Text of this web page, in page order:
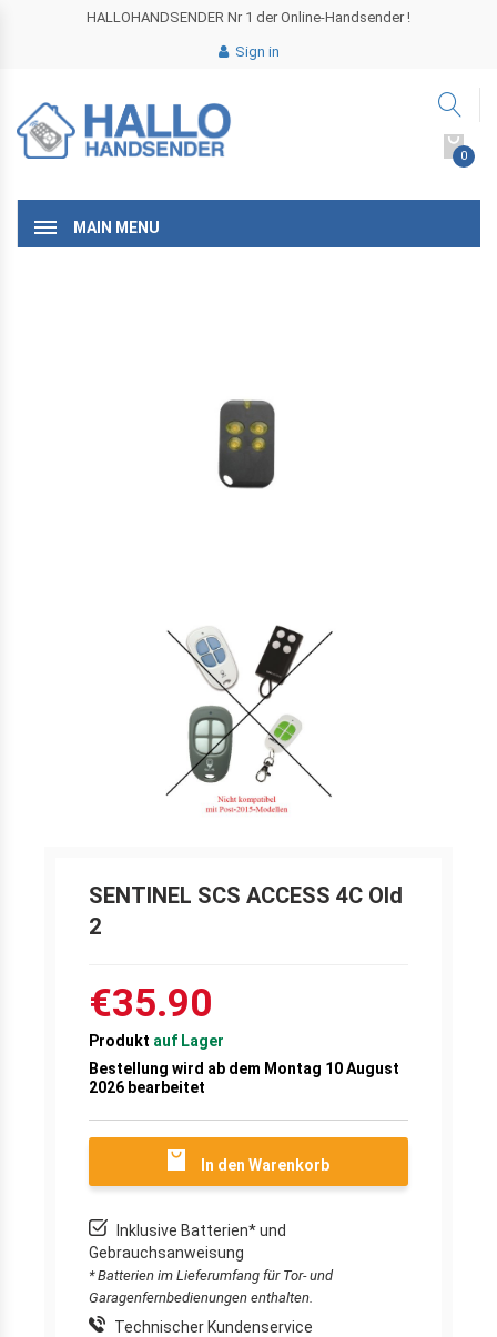
HALLOHANDSENDER Nr 1 der Online-Handsender !
Sign in
0
MAIN MENU
SENTINEL SCS ACCESS 4C Old
2
€35.90
Produkt auf Lager
Bestellung wird ab dem Montag 10 August
2026 bearbeitet
In den Warenkorb
Inklusive Batterien* und
Gebrauchsanweisung
* Batterien im Lieferumfang für Tor- und
Garagenfernbedienungen enthalten.
Technischer Kundenservice